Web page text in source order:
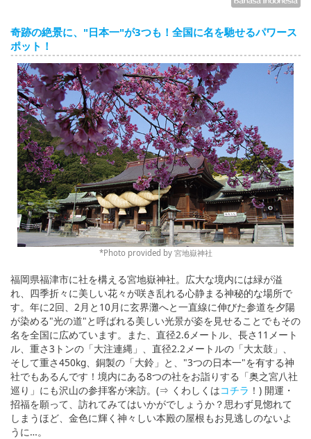
奇跡の絶景に、"日本一"が3つも！全国に名を馳せるパワース
ポット！
*Photo provided by 宮地嶽神社
福岡県福津市に社を構える宮地嶽神社。広大な境内には緑が溢
れ、四季折々に美しい花々が咲き乱れる心静まる神秘的な場所で
す。年に2回、2月と10月に玄界灘へと一直線に伸びた参道を夕陽
が染める"光の道"と呼ばれる美しい光景が姿を見せることでもその
名を全国に広めています。また、直径2.6メートル、長さ11メート
ル、重さ3トンの「大注連縄」、直径2.2メートルの「大太鼓」、
そして重さ450kg、銅製の「大鈴」と、"3つの日本一"を有する神
社でもあるんです！境内にある8つの社をお詣りする「奥之宮八社
巡り」にも沢山の参拝客が来訪。(⇒ くわしくはコチラ ！) 開運・
招福を願って、訪れてみてはいかがでしょうか？思わず見惚れて
しまうほど、金色に輝く神々しい本殿の屋根もお見逃しのないよ
うに…。